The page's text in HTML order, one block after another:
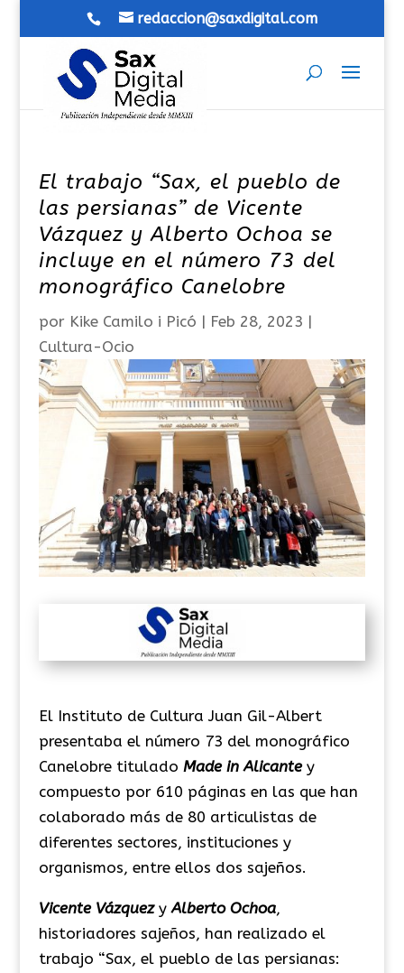
redaccion@saxdigital.com
El trabajo “Sax, el pueblo de
las persianas” de Vicente
Vázquez y Alberto Ochoa se
incluye en el número 73 del
monográfico Canelobre
por Kike Camilo i Picó | Feb 28, 2023 |
Cultura-Ocio
El Instituto de Cultura Juan Gil-Albert
presentaba el número 73 del monográfico
Canelobre titulado Made in Alicantey
compuesto por 610 páginas en las que han
colaborado más de 80 articulistas de
diferentes sectores, instituciones y
organismos, entre ellos dos sajeños.
Vicente VázquezyAlberto Ochoa,
historiadores sajeños, han realizado el
trabajo “Sax, el pueblo de las persianas: